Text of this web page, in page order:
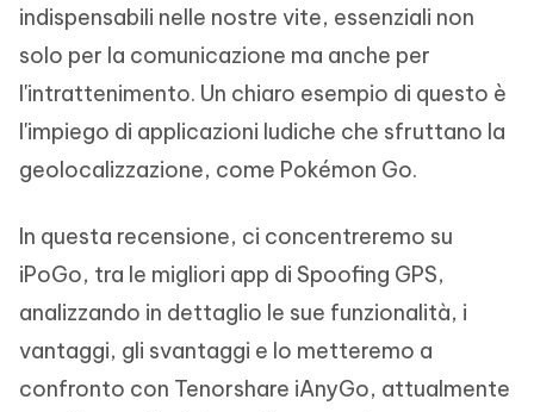
indispensabili nelle nostre vite, essenziali non
solo per la comunicazione ma anche per
l'intrattenimento. Un chiaro esempio di questo è
l'impiego di applicazioni ludiche che sfruttano la
geolocalizzazione, come Pokémon Go.
In questa recensione, ci concentreremo su
iPoGo, tra le migliori app di Spoofing GPS,
analizzando in dettaglio le sue funzionalità, i
vantaggi, gli svantaggi e lo metteremo a
confronto con Tenorshare iAnyGo, attualmente